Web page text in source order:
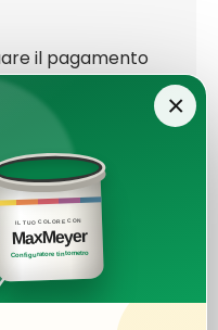
il pagamento
momento del
×
IL TUO COLORE CON
MaxMeyer
Configuratore tintometro